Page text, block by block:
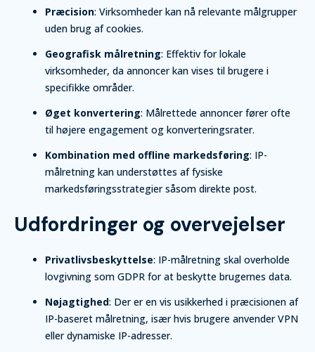
Præcision: Virksomheder kan nå relevante målgrupper
uden brug af cookies.
Geografisk målretning: Effektiv for lokale
virksomheder, da annoncer kan vises til brugere i
specifikke områder.
Øget konvertering: Målrettede annoncer fører ofte
til højere engagement og konverteringsrater.
Kombination med offline markedsføring: IP-
målretning kan understøttes af fysiske
markedsføringsstrategier såsom direkte post.
Udfordringer og overvejelser
Privatlivsbeskyttelse: IP-målretning skal overholde
lovgivning som GDPR for at beskytte brugernes data.
Nøjagtighed: Der er en vis usikkerhed i præcisionen af
IP-baseret målretning, især hvis brugere anvender VPN
eller dynamiske IP-adresser.